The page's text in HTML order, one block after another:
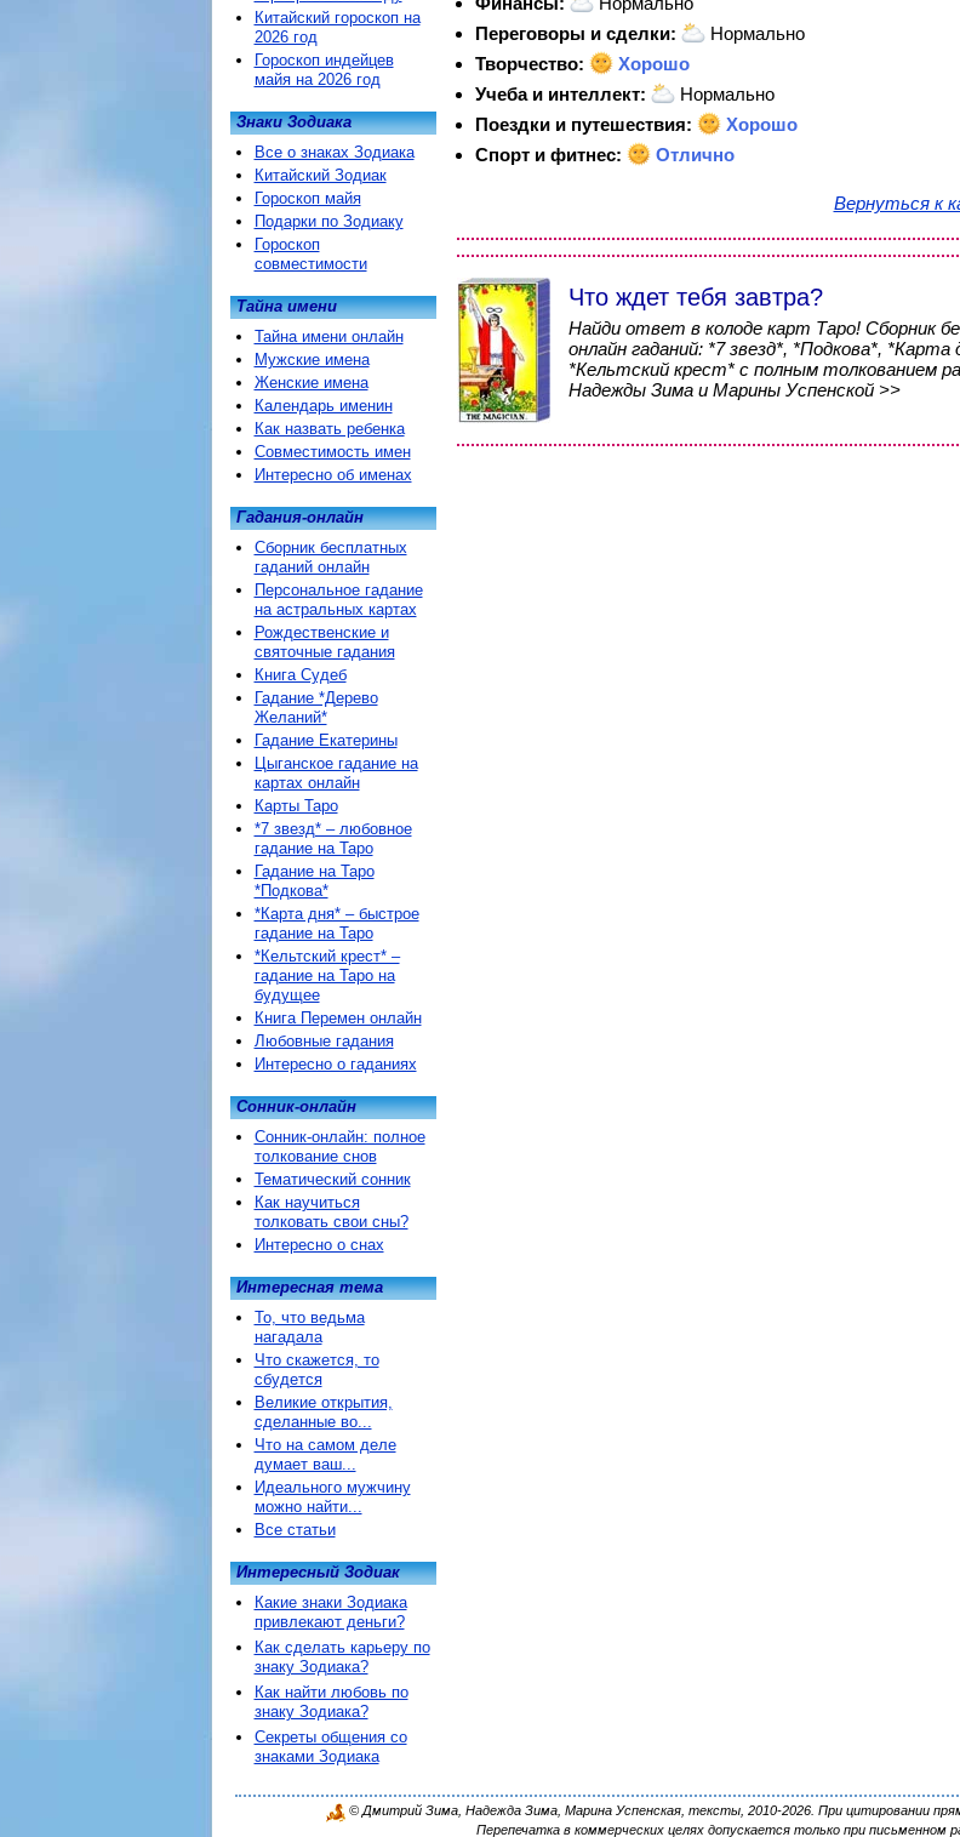
Переговоры и сделки:
Нормально
Творчество:
Хорошо
Учеба и интеллект:
Нормально
Поездки и путешествия:
Хорошо
Спорт и фитнес:
Отлично
Вернуться к
Что ждет тебя завтра?
Найди ответ в колоде карт Таро! Сборник
онлайн гаданий: *7 звезд*, *Подкова*, *Карта
*Кельтский крест* с полным толкованием
Надежды Зима и Марины Успенской >>
Китайский гороскоп на
2026 год
Гороскоп индейцев
майя на 2026 год
Знаки Зодиака
Все о знаках Зодиака
Китайский Зодиак
Гороскоп майя
Подарки по Зодиаку
Гороскоп
совместимости
Тайна имени
Тайна имени онлайн
Мужские имена
Женские имена
Календарь именин
Как назвать ребенка
Совместимость имен
Интересно об именах
Гадания-онлайн
Сборник бесплатных
гаданий онлайн
Персональное гадание
на астральных картах
Рождественские и
святочные гадания
Книга Судеб
Гадание *Дерево
Желаний*
Гадание Екатерины
Цыганское гадание на
картах онлайн
Карты Таро
*7 звезд* – любовное
гадание на Таро
Гадание на Таро
*Подкова*
*Карта дня* – быстрое
гадание на Таро
*Кельтский крест* –
гадание на Таро на
будущее
Книга Перемен онлайн
Любовные гадания
Интересно о гаданиях
Сонник-онлайн
Сонник-онлайн: полное
толкование снов
Тематический сонник
Как научиться
толковать свои сны?
Интересно о снах
Интересная тема
То, что ведьма
нагадала
Что скажется, то
сбудется
Великие открытия,
сделанные во...
Что на самом деле
думает ваш...
Идеального мужчину
можно найти...
Все статьи
Интересный Зодиак
Какие знаки Зодиака
привлекают деньги?
Как сделать карьеру по
знаку Зодиака?
Как найти любовь по
знаку Зодиака?
Секреты общения со
знаками Зодиака
© Дмитрий Зима, Надежда Зима, Марина Успенская, тексты, 2010-2026. При цитировании
Перепечатка в коммерческих целях допускается только при письменном